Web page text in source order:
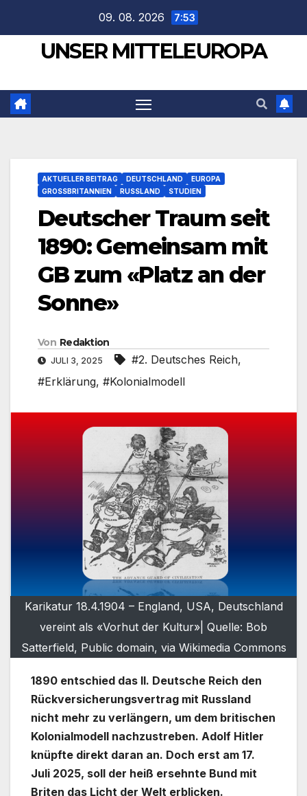
springen
09. 08. 2026 7:53
UNSER MITTELEUROPA
AKTUELLER BEITRAG DEUTSCHLAND
EUROPA
GROSSBRITANNIEN
RUSSLAND STUDIEN
Deutscher Traum seit
1890: Gemeinsam mit
GB zum «Platz an der
Sonne»
Von Redaktion
JULI 3, 2025 #2. Deutsches Reich,
#Erklärung, #Kolonialmodell
Karikatur 18.4.1904 – England, USA, Deutschland
vereint als «Vorhut der Kultur»| Quelle: Bob
Satterfield, Public domain, via Wikimedia Commons
1890 entschied das II. Deutsche Reich den
Rückversicherungsvertrag mit Russland
nicht mehr zu verlängern, um dem britischen
Kolonialmodell nachzustreben. Adolf Hitler
knüpfte direkt daran an. Doch erst am 17.
Juli 2025, soll der heiß ersehnte Bund mit
Briten das Licht der Welt erblicken.